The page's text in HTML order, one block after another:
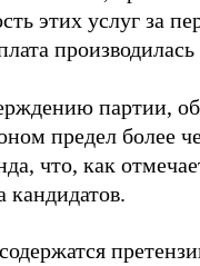
этих услуг за
партии,
предел более
что, как
кандидатов.